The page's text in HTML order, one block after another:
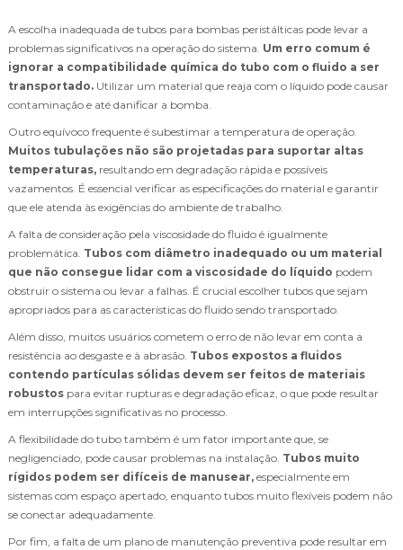
A escolha inadequada de tubos para bombas peristálticas pode levar a
problemas significativos na operação do sistema. Um erro comum é
ignorar a compatibilidade química do tubo com o fluido a ser
transportado. Utilizar um material que reaja com o líquido pode causar
contaminação e até danificar a bomba.
Outro equívoco frequente é subestimar a temperatura de operação.
Muitos tubulações não são projetadas para suportar altas
temperaturas, resultando em degradação rápida e possíveis
vazamentos. É essencial verificar as especificações do material e garantir
que ele atenda às exigências do ambiente de trabalho.
A falta de consideração pela viscosidade do fluido é igualmente
problemática. Tubos com diâmetro inadequado ou um material
que não consegue lidar com a viscosidade do líquido podem
obstruir o sistema ou levar a falhas. É crucial escolher tubos que sejam
apropriados para as características do fluido sendo transportado.
Além disso, muitos usuários cometem o erro de não levar em conta a
resistência ao desgaste e à abrasão. Tubos expostos a fluidos
contendo partículas sólidas devem ser feitos de materiais
robustos para evitar rupturas e degradação eficaz, o que pode resultar
em interrupções significativas no processo.
A flexibilidade do tubo também é um fator importante que, se
negligenciado, pode causar problemas na instalação. Tubos muito
rígidos podem ser difíceis de manusear, especialmente em
sistemas com espaço apertado, enquanto tubos muito flexíveis podem não
se conectar adequadamente.
Por fim, a falta de um plano de manutenção preventiva pode resultar em